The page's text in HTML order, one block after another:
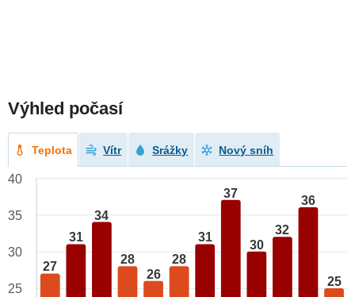
Výhled počasí
Teplota Vítr Srážky Nový sníh
27
31
34
28
26
28
31
37
30
32
36
25
40
35
30
25